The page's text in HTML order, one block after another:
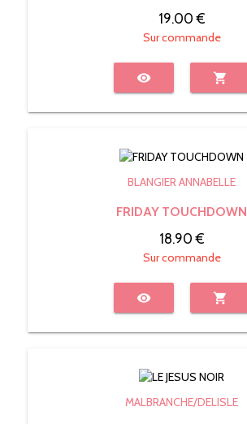
19.00 €
Sur commande
visibility shopping_cart
BLANGIER ANNABELLE
FRIDAY TOUCHDOWN
18.90 €
Sur commande
visibility shopping_cart
MALBRANCHE/DELISLE